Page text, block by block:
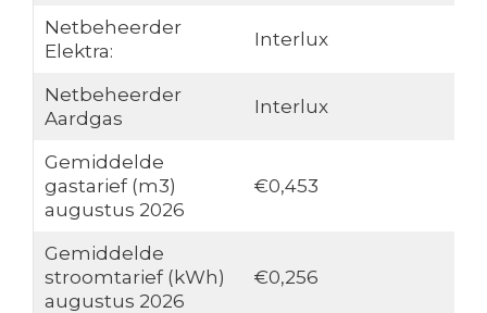
Netbeheerder
Elektra:
Interlux
Netbeheerder
Aardgas
Interlux
Gemiddelde
gastarief (m3)
augustus 2026
€0,453
Gemiddelde
stroomtarief (kWh)
augustus 2026
€0,256